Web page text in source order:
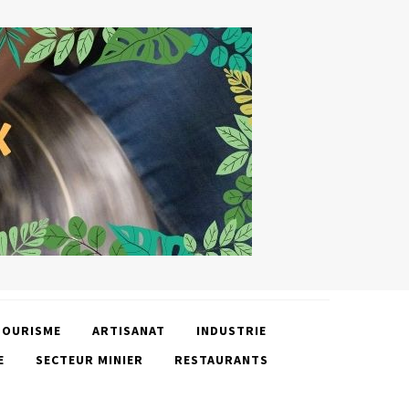
ARTISANAT
INDUSTRIE
SECTEUR MINIER RESTAURANTS